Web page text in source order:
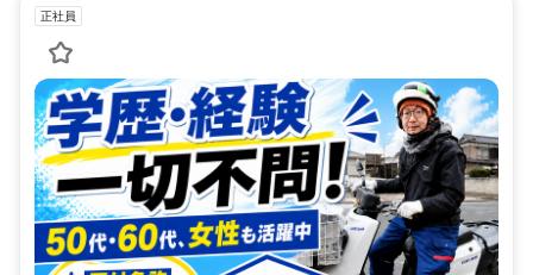
正社員